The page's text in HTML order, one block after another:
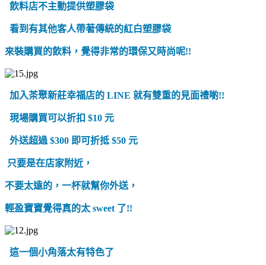
飲料店不主動提供塑膠袋
看到有其他客人帶著傳統的紅白塑膠袋
來裝購買的飲料，覺得非常的環保又時尚呢!!
加入茶聚新莊幸福店的 LINE 就有雙重的見面禮喲!!
現場購買可以折扣 $10 元
外送超過 $300 即可折抵 $50 元
只要是在店家附近，
不要太遠的，一杯就幫你外送，
輕盈寶寶覺得真的太 sweet 了!!
這一個小角落太有特色了